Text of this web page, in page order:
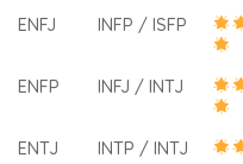
ENFJ
INFP / ISFP
ENFP
INFJ / INTJ
ENTJ
INTP / INTJ